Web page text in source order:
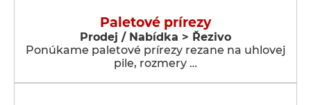
Paletové prírezy
Prodej / Nabídka > Řezivo
Ponúkame paletové prírezy rezane na uhlovej
pile, rozmery …